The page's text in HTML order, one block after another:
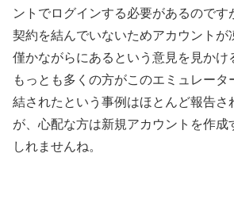
ントでログインする必要があるのです
契約を結んでいないためアカウントが
僅かながらにあるという意見を見かけ
もっとも多くの方がこのエミュレータ
結されたという事例はほとんど報告さ
が、心配な方は新規アカウントを作成
しれませんね。